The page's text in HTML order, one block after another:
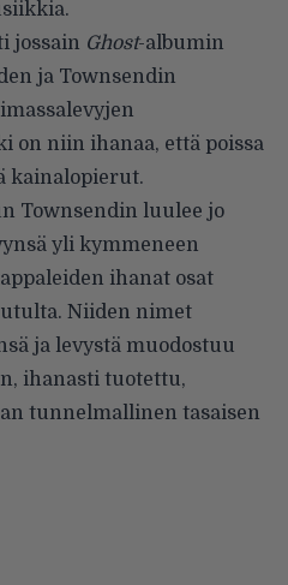
jossain Ghost-albumin
ja Townsendin
on niin ihanaa, että poissa
kainalopierut.
Townsendin luulee jo
yli kymmeneen
ihanat osat
Niiden nimet
ja levystä muodostuu
ihanasti tuotettu,
tunnelmallinen tasaisen